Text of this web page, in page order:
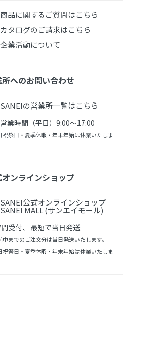
商品に関するご質問はこちら
カタログのご請求はこちら
企業活動について
所へのお問い合わせ
SANEIの営業所一覧はこちら
業時間（平日）9:00～17:00
祭日・夏季休暇・年末年始は休業いたしま
オンラインショップ
SANEI公式オンラインショップ
SANEI MALL (サンエイモール)
受付、 最短で当日発送
までのご注文分は当日発送いたします。
祭日・夏季休暇・年末年始は休業いたしま